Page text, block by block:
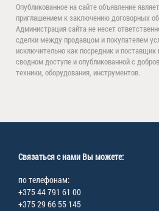
Опубликованное на сайте объявление
приглашением к заключению договорных
Администрация сайта не несет
сделки между продавцом и покупателем
исключительно как посредник и
сводном доступе и опубликованной с
техники, оборудования, инструментов.
Связаться с нами Вы можете:
по телефонам:
+375 44 791 61 00
+375 29 66 55 145